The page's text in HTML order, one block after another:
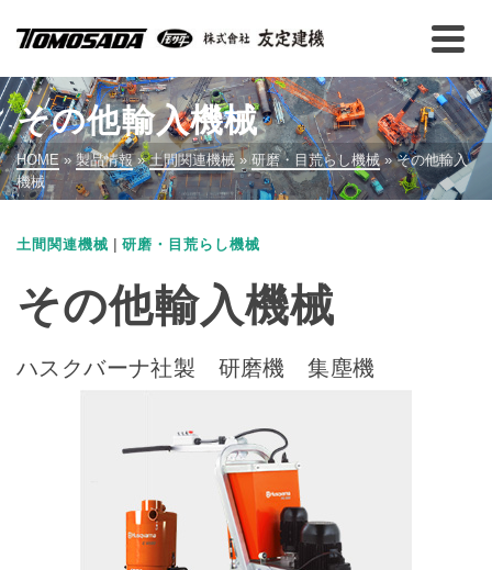
その他輸入機械
HOME » 製品情報 » 土間関連機械 » 研磨・目荒らし機械 » その他輸入
機械
土間関連機械 | 研磨・目荒らし機械
その他輸入機械
ハスクバーナ社製 研磨機 集塵機